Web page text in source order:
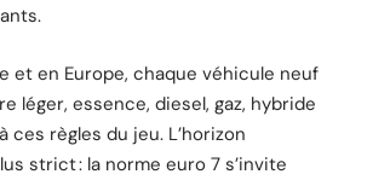
et en Europe, chaque véhicule neuf
léger, essence, diesel, gaz, hybride
règles du jeu. L’horizon
strict : la norme euro 7 s’invite